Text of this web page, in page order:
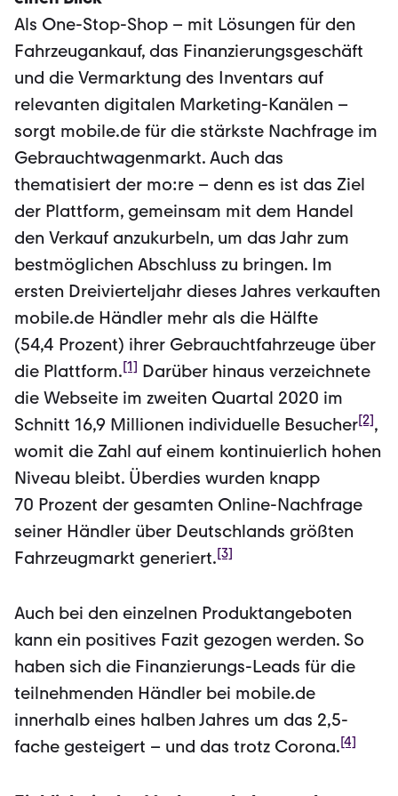
Als One-Stop-Shop – mit Lösungen für den
Fahrzeugankauf, das Finanzierungsgeschäft
und die Vermarktung des Inventars auf
relevanten digitalen Marketing-Kanälen –
sorgt mobile.de für die stärkste Nachfrage im
Gebrauchtwagenmarkt. Auch das
thematisiert der mo:re – denn es ist das Ziel
der Plattform, gemeinsam mit dem Handel
den Verkauf anzukurbeln, um das Jahr zum
bestmöglichen Abschluss zu bringen. Im
ersten Dreivierteljahr dieses Jahres verkauften
mobile.de Händler mehr als die Hälfte
(54,4 Prozent) ihrer Gebrauchtfahrzeuge über
die Plattform.[1] Darüber hinaus ver­zeichnete
die Webseite im zweiten Quartal 2020 im
Schnitt 16,9 Millionen individu­elle Besucher[2],
womit die Zahl auf einem kontinuierlich hohen
Niveau bleibt. Über­dies wurden knapp
70 Prozent der gesamten Online-Nachfrage
seiner Händler über Deutschlands größten
Fahrzeugmarkt generiert.[3]
Auch bei den einzelnen Produktan­geboten
kann ein positives Fazit gezogen werden. So
haben sich die Finanzierungs-Leads für die
teilnehmenden Händler bei mobile.de
innerhalb eines halben Jahres um das 2,5-
fache gesteigert – und das trotz Corona.[4]